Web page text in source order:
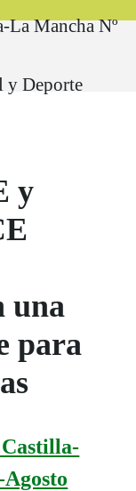
Mancha Nº
y Deporte
y
una
para